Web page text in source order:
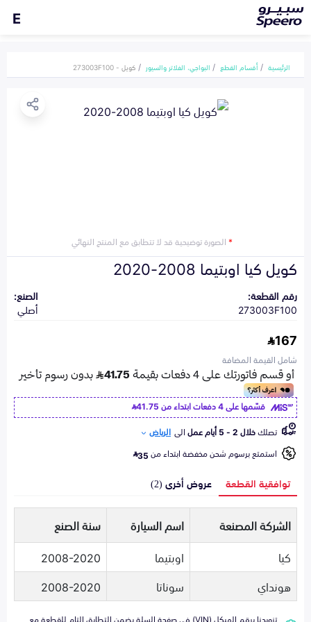
E
الرئيسية أقسام القطع البواجي، الفلاتر والسيور كويل - 273003F100
*الصورة توضيحية قد لا تتطابق مع المنتج النهائي
كويل كيا اوبتيما 2008-2020
رقم القطعة:
273003F100
الصنع:
أصلي
167
شامل القيمة المضافة
قسّمها على 4 دفعات ابتداء من
41.75
تصلكخلال 2 - 5 أيام عمل الى الرياض
استمتع برسوم شحن مخفضة ابتداء من35
توافقية القطعة عروض أخرى (2)
الشركة المصنعة اسم السيارة
سنة الصنع
كيا
اوبتيما
2008-2020
هونداي
سوناتا 2008-2020
تزويدنا برقم الهيكل (VIN) في صفحة السلة يضمن التطابق التام للقطعة مع